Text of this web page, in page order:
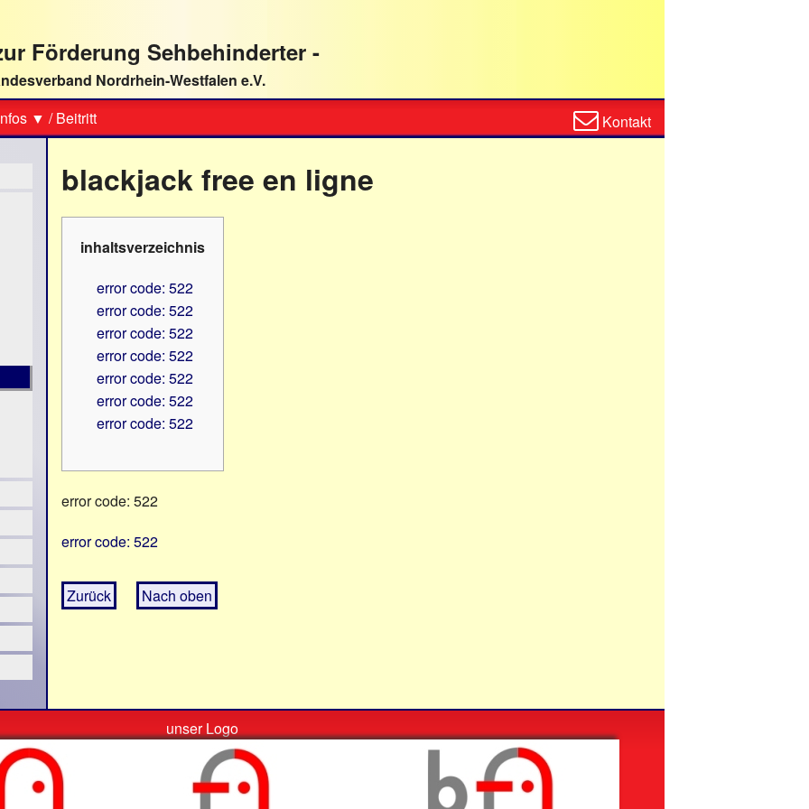
Förderung Sehbehinderter -
Nordrhein-Westfalen e.V.
▼ /Beitritt
Kontaktformular
Kontakt
blackjack free en ligne
inhaltsverzeichnis
error code: 522
error code: 522
error code: 522
error code: 522
error code: 522
error code: 522
error code: 522
error code: 522
error code: 522
Zurück Nach oben
unser Logo